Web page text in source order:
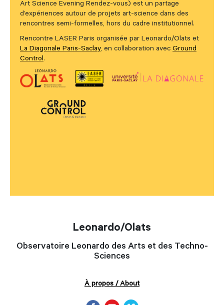
Art Science Evening Rendez-vous) est un partage
d’expériences autour de projets art-science dans des
rencontres semi-formelles, hors du cadre institutionnel.
Rencontre LASER Paris organisée par Leonardo/Olats et
La Diagonale Paris-Saclay, en collaboration avec Ground
Control.
Leonardo/Olats
Observatoire Leonardo des Arts et des Techno-
Sciences
À propos / About